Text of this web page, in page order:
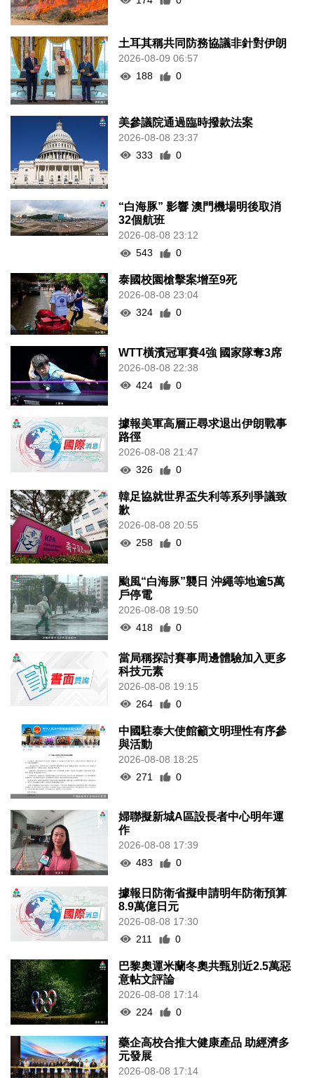
土耳其稱共同防務協議非針對伊朗
2026-08-09 06:57
188
0
美參議院通過臨時撥款法案
2026-08-08 23:37
333
0
“白海豚” 影響 澳門機場明後取消
32個航班
2026-08-08 23:12
543
0
泰國校園槍擊案增至9死
2026-08-08 23:04
324
0
WTT橫濱冠軍賽4強 國家隊奪3席
2026-08-08 22:38
424
0
據報美軍高層正尋求退出伊朗戰事
路徑
2026-08-08 21:47
326
0
韓足協就世界盃失利等系列爭議致
歉
2026-08-08 20:55
258
0
颱風“白海豚”襲日 沖繩等地逾5萬
戶停電
2026-08-08 19:50
418
0
當局稱探討賽事周邊體驗加入更多
科技元素
2026-08-08 19:15
264
0
中國駐泰大使館籲文明理性有序參
與活動
2026-08-08 18:25
271
0
婦聯擬新城A區設長者中心明年運
作
2026-08-08 17:39
483
0
據報日防衛省擬申請明年防衛預算
8.9萬億日元
2026-08-08 17:30
211
0
巴黎奧運米蘭冬奧共甄別近2.5萬惡
意帖文評論
2026-08-08 17:14
224
0
藥企高校合推大健康產品 助經濟多
元發展
2026-08-08 17:14